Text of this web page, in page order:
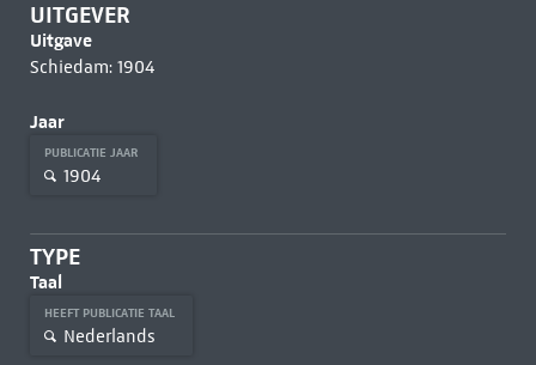
UITGEVER
Uitgave
Schiedam: 1904
Jaar
PUBLICATIE JAAR
1904
TYPE
Taal
HEEFT PUBLICATIE TAAL
Nederlands